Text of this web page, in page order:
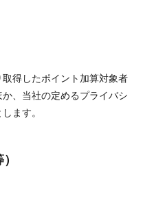
得したポイント加算対象者
、当社の定めるプライバシ
ます。